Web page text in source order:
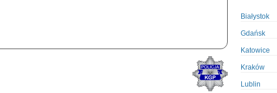
Białystok
Gdańsk
Katowice
Kraków
Lublin